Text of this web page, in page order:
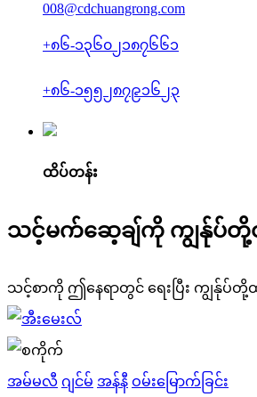
008@cdchuangrong.com
+၈၆-၁၃၆၀၂၁၈၇၆၆၁
+၈၆-၁၅၅၂၈၇၉၁၆၂၃
ထိပ်တန်း
သင့်မက်ဆေ့ချ်ကို ကျွန်ုပ်တို့ထံ
သင့်စာကို ဤနေရာတွင် ရေးပြီး ကျွန်ုပ်တို့ထံ
အမ်မလီ ဂျင်မ် အန်နီ ဝမ်းမြောက်ခြင်း